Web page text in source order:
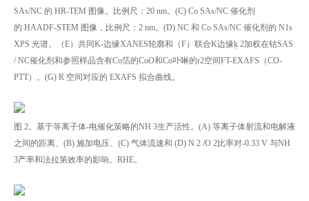
SAs/NC 的 HR-TEM 图像。比例尺：20 nm。(C) Co SAs/NC 催化剂
的 HAADF-STEM 图像，比例尺：2 nm。(D) NC 和 Co SAs/NC 催化剂的 N1s
XPS 光谱。（E）共同K-边缘XANES轮廓和（F）联合K边缘ķ 2加权在钴SAS
/ NC催化剂和参照样品含有Co箔的CoO和Co卟啉的r2空间FT-EXAFS（CO-
PTT）。(G) R 空间对应的 EXAFS 拟合曲线。
图 2。基于等离子体-电催化策略的NH 3生产活性。(A) 等离子体射流和电解液
之间的距离、(B) 施加电压、(C) 气体流速和 (D) N 2 /O 2比率对-0.33 V 与NH
3产率和法拉第效率的影响。RHE。